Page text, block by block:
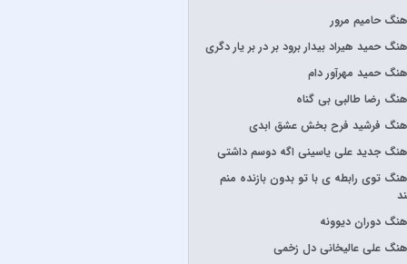
ساسی
حامیم مرور
حمید هیراد بیدار برود بر در بر یار دگری
حمید مهرآور دام
رضا طالبی بی گناه
آهنگ فرشید فرح بخش عشق ابدی
آهنگ جدید علی یاسینی اگه دوسم داشتی
توی رابطه ی با تو بدون بازنده منم
دوران دیوونه
علی عالیخانی دل زخمی